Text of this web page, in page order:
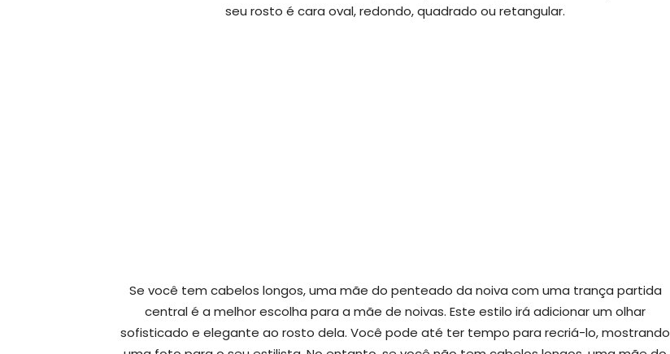
seu rosto é cara oval, redondo, quadrado ou retangular.
Se você tem cabelos longos, uma mãe do penteado da noiva com uma trança partida
central é a melhor escolha para a mãe de noivas. Este estilo irá adicionar um olhar
sofisticado e elegante ao rosto dela. Você pode até ter tempo para recriá-lo, mostrando